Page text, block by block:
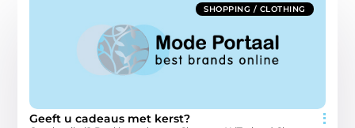
SHOPPING / CLOTHING
Geeft u cadeaus met kerst?